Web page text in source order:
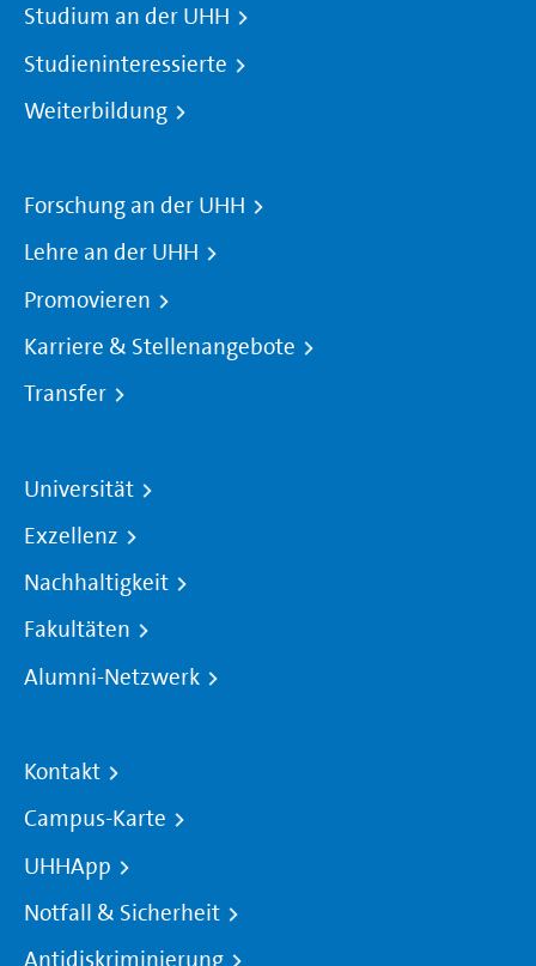
Studium an der UHH
Studieninteressierte
Weiterbildung
Forschung an der UHH
Lehre an der UHH
Promovieren
Karriere & Stellenangebote
Transfer
Universität
Exzellenz
Nachhaltigkeit
Fakultäten
Alumni-Netzwerk
Kontakt
Campus-Karte
UHHApp
Notfall & Sicherheit